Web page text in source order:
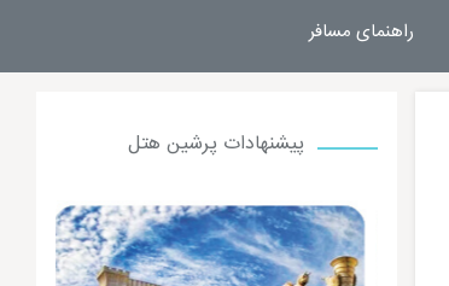
راهنمای مسافر
پیشنهادات پرشین هتل